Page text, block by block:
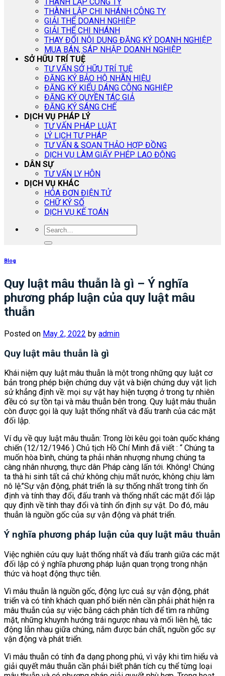
THÀNH LẬP CHI NHÁNH CÔNG TY
GIẢI THỂ DOANH NGHIỆP
GIẢI THỂ CHI NHÁNH
THAY ĐỔI NỘI DUNG ĐĂNG KÝ DOANH NGHIỆP
MUA BÁN, SÁP NHẬP DOANH NGHIỆP
SỞ HỮU TRÍ TUỆ
TƯ VẤN SỞ HỮU TRÍ TUỆ
ĐĂNG KÝ BẢO HỘ NHÃN HIỆU
ĐĂNG KÝ KIỂU DÁNG CÔNG NGHIỆP
ĐĂNG KÝ QUYỀN TÁC GIẢ
ĐĂNG KÝ SÁNG CHẾ
DỊCH VỤ PHÁP LÝ
TƯ VẤN PHÁP LUẬT
LÝ LỊCH TƯ PHÁP
TƯ VẤN & SOẠN THẢO HỢP ĐỒNG
DỊCH VỤ LÀM GIẤY PHÉP LAO ĐỘNG
DÂN SỰ
TƯ VẤN LY HÔN
DỊCH VỤ KHÁC
HÓA ĐƠN ĐIỆN TỬ
CHỮ KÝ SỐ
DỊCH VỤ KẾ TOÁN
Blog
Quy luật mâu thuẫn là gì – Ý nghĩa
phương pháp luận của quy luật mâu
thuẫn
Posted on May 2, 2022 by admin
Quy luật mâu thuẫn là gì
Khái niệm quy luật mâu thuẫn là một trong những quy luật cơ
bản trong phép biện chứng duy vật và biện chứng duy vật lịch
sử khẳng định về: mọi sự vật hay hiện tượng ở trong tự nhiên
đều có sự tồn tại và mâu thuẫn bên trong. Quy luật mâu thuẫn
còn được gọi là quy luật thống nhất và đấu tranh của các mặt
đối lập.
Ví dụ về quy luật mâu thuẫn: Trong lời kêu gọi toàn quốc kháng
chiến (12/12/1946 ) Chủ tịch Hồ Chí Minh đã viết : “ Chúng ta
muốn hòa bình, chúng ta phải nhân nhượng nhưng chúng ta
càng nhân nhượng, thực dân Pháp càng lấn tới. Không! Chúng
ta thà hi sinh tất cả chứ không chịu mất nước, không chịu làm
nô lệ.’’Sự vận động, phát triển là sự thống nhất trong tính ổn
định và tính thay đổi, đấu tranh và thống nhất các mặt đối lập
quy định về tính thay đổi và tính ổn định sự vật. Do đó, mâu
thuẫn là nguồn gốc của sự vận động và phát triển.
Ý nghĩa phương pháp luận của quy luật mâu thuẫn
Việc nghiên cứu quy luật thống nhất và đấu tranh giữa các mặt
đối lập có ý nghĩa phương pháp luận quan trọng trong nhận
thức và hoạt động thực tiễn.
Vì mâu thuẫn là nguồn gốc, động lực cuả sự vận động, phát
triển và có tính khách quan phổ biến nên cần phải phát hiện ra
mâu thuẫn của sự việc bằng cách phân tích để tìm ra những
mặt, những khuynh hướng trái ngược nhau và mối liên hệ, tác
động lẫn nhau giữa chúng, nắm được bản chất, nguồn gốc sự
vận động và phát triển.
Vì mâu thuẫn có tính đa dạng phong phú, vì vậy khi tìm hiểu và
giải quyết mâu thuẫn cần phải biết phân tích cụ thể từng loại